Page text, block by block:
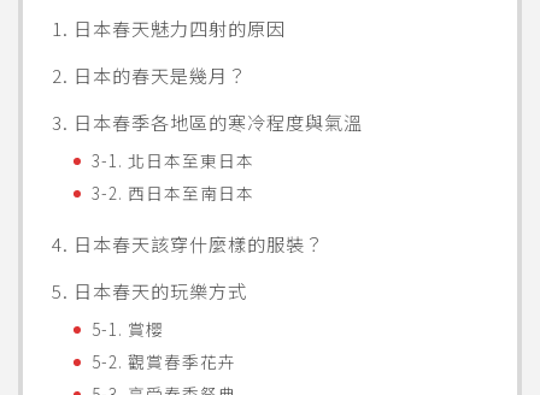
1. 日本春天魅力四射的原因
2. 日本的春天是幾月？
3. 日本春季各地區的寒冷程度與氣溫
3-1. 北日本至東日本
3-2. 西日本至南日本
4. 日本春天該穿什麼樣的服裝？
5. 日本春天的玩樂方式
5-1. 賞櫻
5-2. 觀賞春季花卉